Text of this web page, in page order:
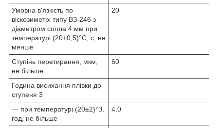
Умовна в'язкість по
віскозиметрі типу ВЗ-246 з
діаметром сопла 4 мм при
температурі (20±0,5)°С, с, не
менше
20
Ступінь перетирання, мкм,
не більше
60
Година висихання плівки до
ступеня 3
— при температурі (20±2)°З,
год, не більше
4,0